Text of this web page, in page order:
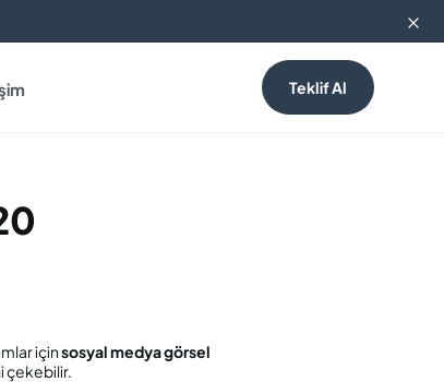
Mail bültenimize abone olarak en güncel dijital
Teklif Al
içinsosyal medya görsel
çekebilir.